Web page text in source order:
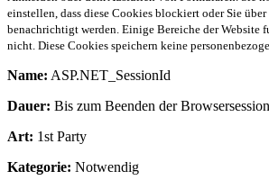
einstellen, dass diese Cookies blockiert oder Sie
benachrichtigt werden. Einige Bereiche der Website
nicht. Diese Cookies speichern keine
Name: ASP.NET_SessionId
Dauer: Bis zum Beenden der Browsersession
Art: 1st Party
Kategorie: Notwendig